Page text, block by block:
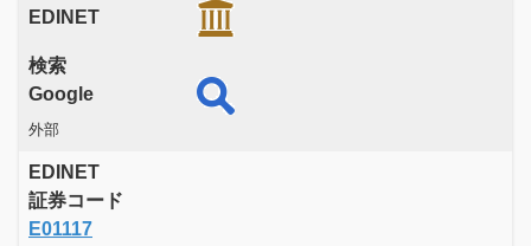
EDINET
検索
Google
外部
EDINET
証券コード
E01117